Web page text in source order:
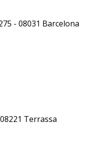
- 08031 Barcelona
Terrassa